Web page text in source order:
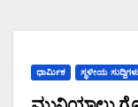
ಧಾರ್ಮಿಕ ಸ್ಥಳೀಯ